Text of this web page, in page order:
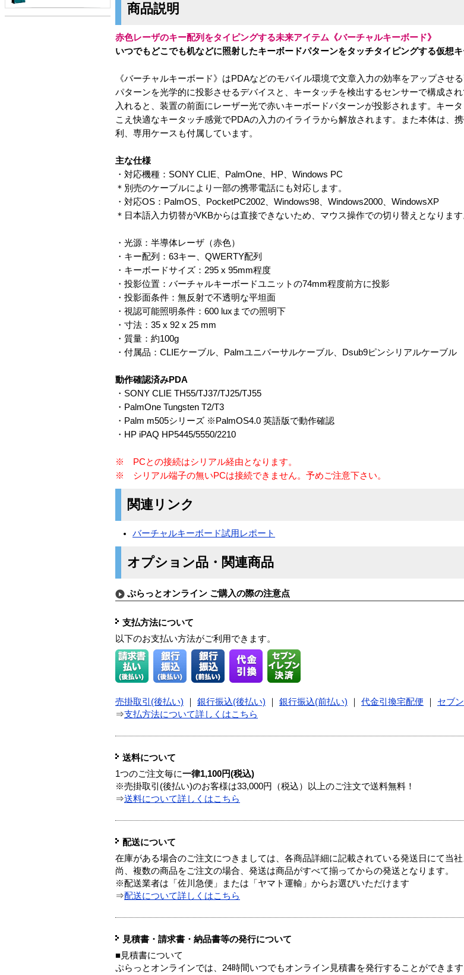
商品説明
赤色レーザのキー配列をタイピングする未来アイテム《バーチャルキーボード》
いつでもどこでも机などに照射したキーボードパターンをタッチタイピングする仮想
《バーチャルキーボード》はPDAなどのモバイル環境で文章入力の効率をアップさせ
パターンを光学的に投影させるデバイスと、キータッチを検出するセンサーで構成さ
入れると、装置の前面にレーザー光で赤いキーボードパターンが投影されます。キー
こえ快適なキータッチ感覚でPDAの入力のイライラから解放されます。また本体は、
利、専用ケースも付属しています。
主な仕様
・対応機種：SONY CLIE、PalmOne、HP、Windows PC
＊別売のケーブルにより一部の携帯電話にも対応します。
・対応OS：PalmOS、PocketPC2002、Windows98、Windows2000、WindowsXP
＊日本語入力切替がVKBからは直接できないため、マウス操作での切り替えとなります
・光源：半導体レーザ（赤色）
・キー配列：63キー、QWERTY配列
・キーボードサイズ：295 x 95mm程度
・投影位置：バーチャルキーボードユニットの74mm程度前方に投影
・投影面条件：無反射で不透明な平坦面
・視認可能照明条件：600 luxまでの照明下
・寸法：35 x 92 x 25 mm
・質量：約100g
・付属品：CLIEケーブル、Palmユニバーサルケーブル、Dsub9ピンシリアルケーブル
動作確認済みPDA
・SONY CLIE TH55/TJ37/TJ25/TJ55
・PalmOne Tungsten T2/T3
・Palm m505シリーズ ※PalmOS4.0 英語版で動作確認
・HP iPAQ HP5445/5550/2210
※ PCとの接続はシリアル経由となります。
※ シリアル端子の無いPCは接続できません。予めご注意下さい。
関連リンク
バーチャルキーボード試用レポート
オプション品・関連商品
ぷらっとオンライン ご購入の際の注意点
支払方法について
以下のお支払い方法がご利用できます。
売掛取引(後払い) 銀行振込(後払い) 銀行振込(前払い) 代金引換宅配便
セブ
⇒支払方法について詳しくはこちら
送料について
1つのご注文毎に一律1,100円(税込)
※売掛取引(後払い)のお客様は33,000円（税込）以上のご注文で送料無料！
⇒送料について詳しくはこちら
配送について
在庫がある場合のご注文につきましては、各商品詳細に記載されている発送日にて当社
尚、複数の商品をご注文の場合、発送は商品がすべて揃ってからの発送となります。
※配送業者は「佐川急便」または「ヤマト運輸」からお選びいただけます
⇒配送について詳しくはこちら
見積書・請求書・納品書等の発行について
■見積書について
ぷらっとオンラインでは、24時間いつでもオンライン見積書を発行することができます